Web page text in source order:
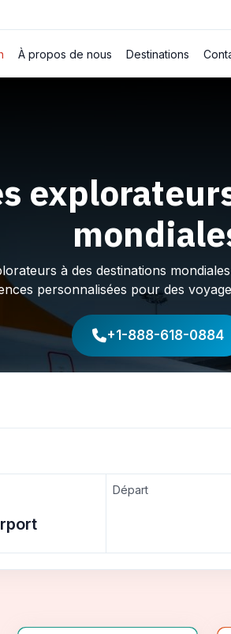
À propos de nous Destinations
à des destinations
personnalisées pour des
+1-888-618-0884
Départ